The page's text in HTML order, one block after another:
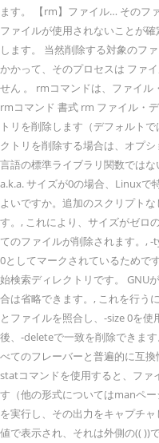
ます。 【rm】ファイル… そのフ
ファイルが使用されないことが
します。 当然削除する対象のフ
かかって、そのプロセスは ファ
せん 。 rmコマンドは、ファイル
rmコマンド 書式 rm ファイル・
トリを削除します（デフォルト
クトリを削除する場合は、オプ
言語の標準ライブラリ関数では
a.k.a. サイズが0の場合、Linuxで
よいですか。追加のスクリプト
す。, これにより、サイズがゼロ
てのファイルが削除されます。,
0としてマークされているためで
始検索ディレクトリです。 GNU
合は省略できます。, これを行う
とファイルを照合し、-size 0を
後、-deleteで一致を削除できま
べてのフレーバーと普遍的に互
statコマンドを使用すると、ファ
す（他の形式についてはmanペ
を実行し、その出力をキャプチ
値で表示され、それは外側の(( ))